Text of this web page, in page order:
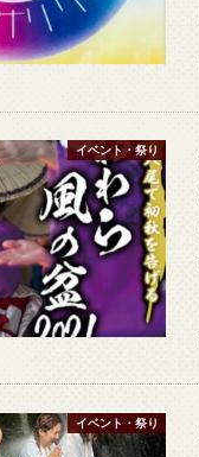
イベント・祭り
イベント・祭り